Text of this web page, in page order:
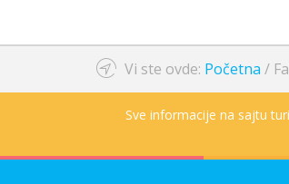
Vi ste ovde: Početna /
Sve informacije na sajtu